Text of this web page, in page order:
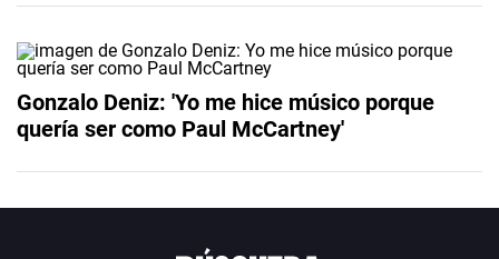
Gonzalo Deniz: 'Yo me hice músico porque
quería ser como Paul McCartney'